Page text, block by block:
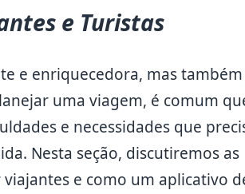
e Turistas
e enriquecedora, mas
uma viagem, é comum
e necessidades que
Nesta seção, discutiremos as
e como um aplicativo